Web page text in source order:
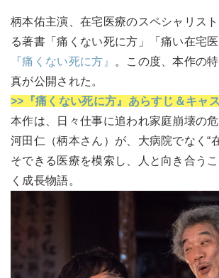
柄本佑主演、在宅医療のスペシャリス
る著書「痛くない死に方」「痛い在宅
『痛くない死に方』
。この度、本作の
真が公開された。
>>『痛くない死に方』あらすじ＆キャ
本作は、日々仕事に追われ家庭崩壊の
河田仁（柄本さん）が、大病院でなく“
そできる医療を模索し、人と向き合う
く成長物語。